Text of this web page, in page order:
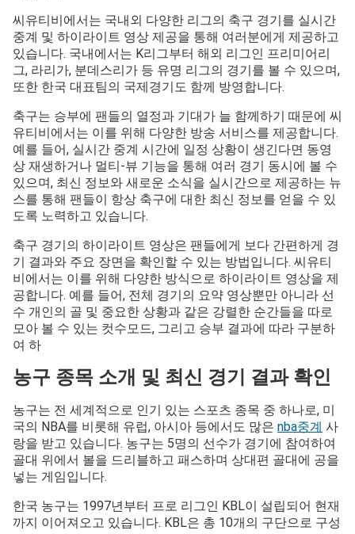
씨유티비에서는 국내외 다양한 리그의 축구 경기를 실시간
중계 및 하이라이트 영상 제공을 통해 여러분에게 제공하고
있습니다. 국내에서는 K리그부터 해외 리그인 프리미어리
그, 라리가, 분데스리가 등 유명 리그의 경기를 볼 수 있으며,
또한 한국 대표팀의 국제경기도 함께 방영합니다.
축구는 승부에 팬들의 열정과 기대가 늘 함께하기 때문에 씨
유티비에서는 이를 위해 다양한 방송 서비스를 제공합니다.
예를 들어, 실시간 중계 시간에 일정 상황이 생긴다면 동영
상 재생하거나 멀티-뷰 기능을 통해 여러 경기 동시에 볼 수
있으며, 최신 정보와 새로운 소식을 실시간으로 제공하는 뉴
스를 통해 팬들이 항상 축구에 대한 최신 정보를 얻을 수 있
도록 노력하고 있습니다.
축구 경기의 하이라이트 영상은 팬들에게 보다 간편하게 경
기 결과와 주요 장면을 확인할 수 있는 방법입니다. 씨유티
비에서는 이를 위해 다양한 방식으로 하이라이트 영상을 제
공합니다. 예를 들어, 전체 경기의 요약 영상뿐만 아니라 선
수 개인의 골 및 중요한 상황과 같은 강렬한 순간들을 따로
모아 볼 수 있는 컷수모드, 그리고 승부 결과에 따라 구분하
여 하
농구 종목 소개 및 최신 경기 결과 확인
농구는 전 세계적으로 인기 있는 스포츠 종목 중 하나로, 미
국의 NBA를 비롯해 유럽, 아시아 등에서도 많은 nba중계 사
랑을 받고 있습니다. 농구는 5명의 선수가 경기에 참여하여
골대 위에서 볼을 드리블하고 패스하며 상대편 골대에 공을
넣는 게임입니다.
한국 농구는 1997년부터 프로 리그인 KBL이 설립되어 현재
까지 이어져오고 있습니다. KBL은 총 10개의 구단으로 구성